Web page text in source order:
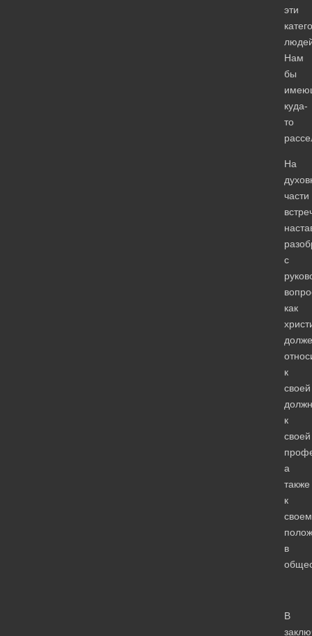
эти
Нам
бы
куда-
то
На
части
с
как
к
своей
к
своей
а
также
к
в
В